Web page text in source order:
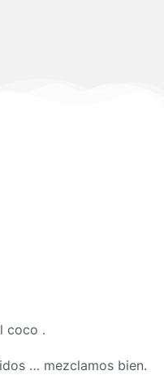
coco .
… mezclamos bien.